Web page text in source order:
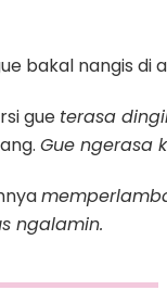
bakal nangis di
gue terasa
Gue ngerasa
ngalamin.